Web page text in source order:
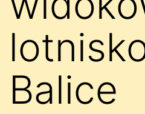
Balice